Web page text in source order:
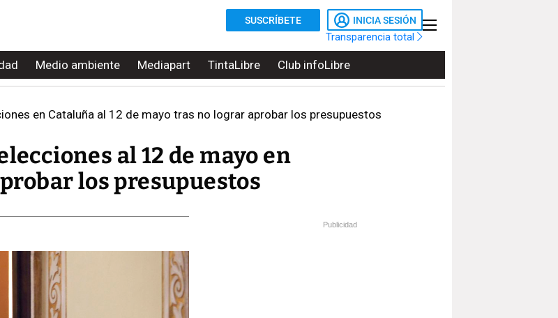
SUSCRÍBETE INICIA SESIÓN
Transparencia total
Medio ambiente Mediapart TintaLibre Club infoLibre
en Cataluña al 12 de mayo tras no lograr aprobar los presupuestos
al 12 de mayo en
los presupuestos
Publicidad